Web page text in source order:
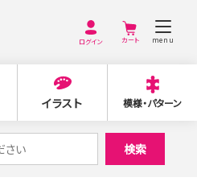
ログイン menu
イラスト 模様・パターン
検索